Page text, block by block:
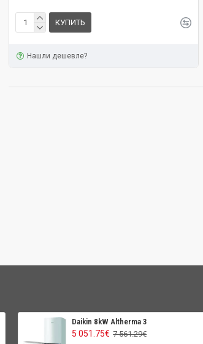
КУПИТЬ
Нашли дешевле?
Daikin 8kW Altherma 3
5 051.75€ 7 561.29€